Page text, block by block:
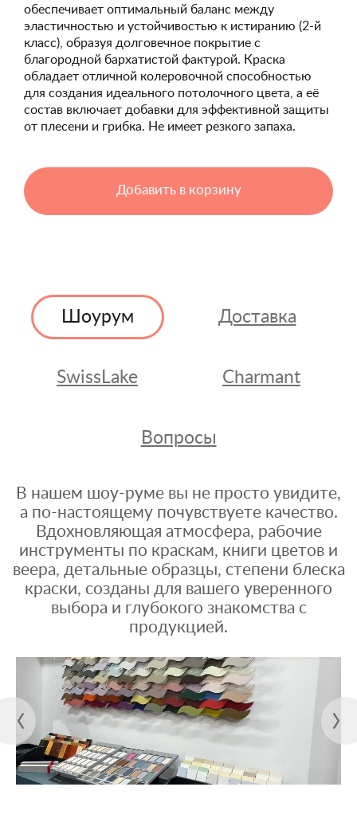
обеспечивает оптимальный баланс между
эластичностью и устойчивостью к истиранию (2-й
класс), образуя долговечное покрытие с
благородной бархатистой фактурой. Краска
обладает отличной колеровочной способностью
для создания идеального потолочного цвета, а её
состав включает добавки для эффективной защиты
от плесени и грибка. Не имеет резкого запаха.
Добавить в корзину
Шоурум Доставка
SwissLake Charmant
Вопросы
В нашем шоу-руме вы не просто увидите,
а по-настоящему почувствуете качество.
Вдохновляющая атмосфера, рабочие
инструменты по краскам, книги цветов и
веера, детальные образцы, степени блеска
краски, созданы для вашего уверенного
выбора и глубокого знакомства с
продукцией.